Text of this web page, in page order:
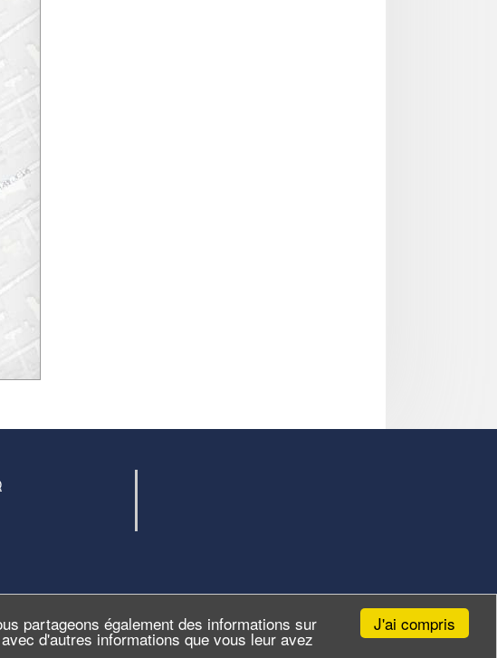
J'ai compris
partageons également des informations sur
d'autres informations que vous leur avez
Site par ID-Alizés